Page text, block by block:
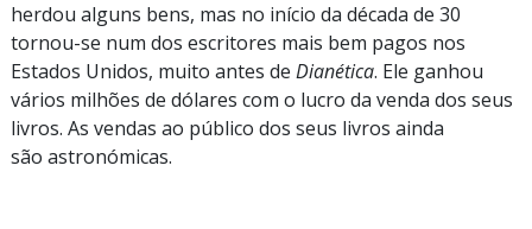
herdou alguns bens, mas no início da década de 30
tornou-se num dos escritores mais bem pagos nos
Estados Unidos, muito antes de Dianética. Ele ganhou
vários milhões de dólares com o lucro da venda dos seus
livros. As vendas ao público dos seus livros ainda
são astronómicas.